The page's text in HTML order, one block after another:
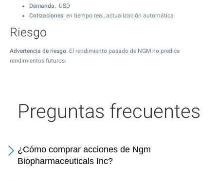
Demanda: USD
Cotizaciones: en tiempo real, actualización automática
Riesgo
Advertencia de riesgo: El rendimiento pasado de NGM no predice
rendimientos futuros.
Preguntas frecuentes
¿Cómo comprar acciones de Ngm
Biopharmaceuticals Inc?